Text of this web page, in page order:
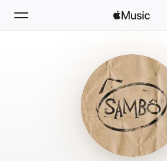
Instalar o Apple Music